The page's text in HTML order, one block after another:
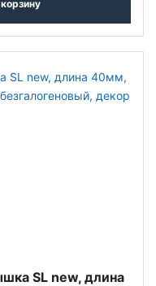
SL new, длина